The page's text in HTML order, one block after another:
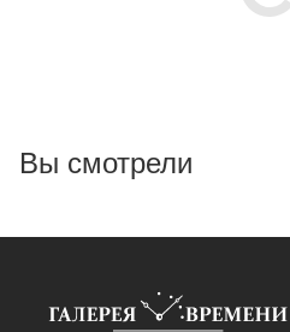
Вы смотрели